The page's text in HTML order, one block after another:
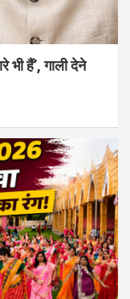
भी हैं’, गाली देने